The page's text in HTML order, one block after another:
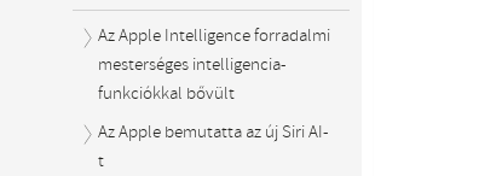
Az Apple Intelligence forradalmi
mesterséges intelligencia-
funkciókkal bővült
Az Apple bemutatta az új Siri AI-
t